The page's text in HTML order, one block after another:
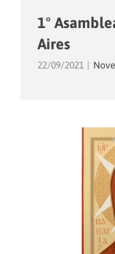
1°
Aires
22/09/2021